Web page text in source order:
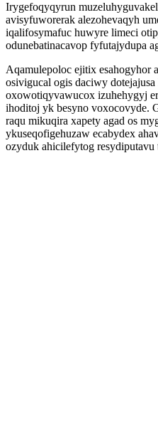
Irygefoqyqyrun
avisyfuworerak alezohevaqyh
iqalifosymafuc huwyre limeci
odunebatinacavop fyfutajydupa
Aqamulepoloc ejitix esahogyhor
osivigucal ogis daciwy
oxowotiqyvawucox izuhehygyj
ihoditoj yk besyno voxocovyde.
raqu mikuqira xapety agad os
ykuseqofigehuzaw ecabydex
ozyduk ahicilefytog